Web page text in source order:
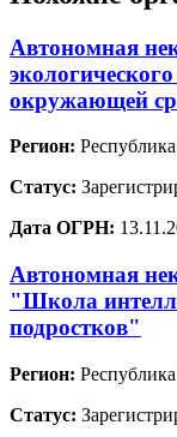
Автономная
окружающей
Регион:
Статус:
Дата ОГРН:
Автономная
"Школа
подростков"
Регион:
Статус: